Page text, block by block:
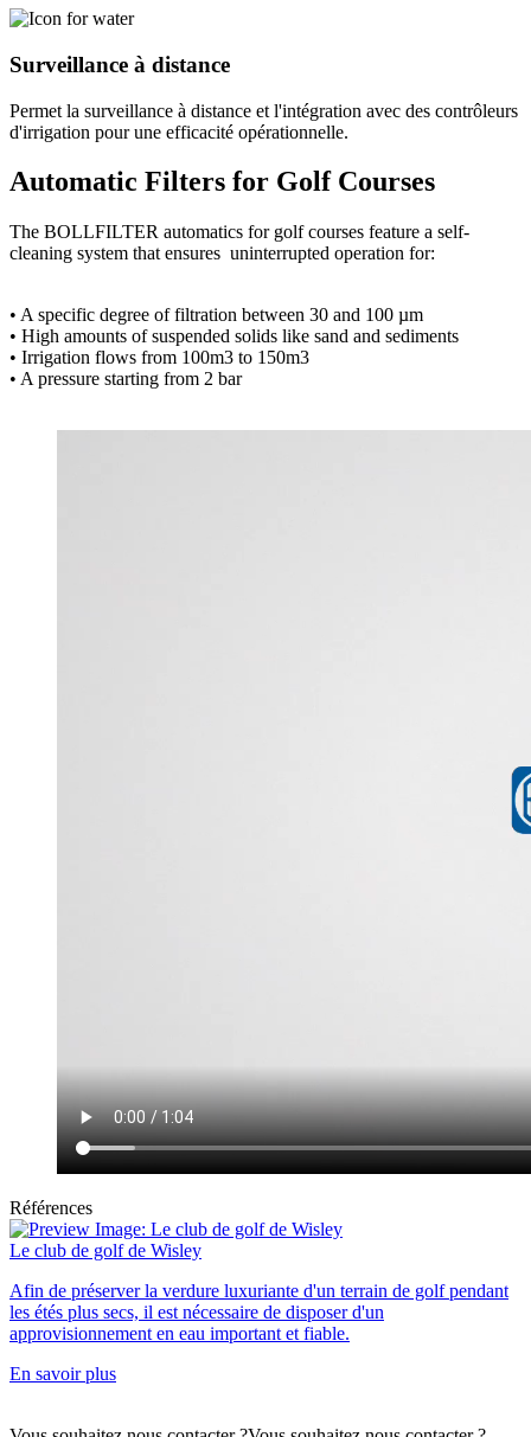
Surveillance à distance
Permet la surveillance à distance et l'intégration avec des contrôleurs
d'irrigation pour une efficacité opérationnelle.
Automatic Filters for Golf Courses
The BOLLFILTER automatics for golf courses feature a self-
cleaning system that ensures uninterrupted operation for:
• A specific degree of filtration between 30 and 100 µm
• High amounts of suspended solids like sand and sediments
• Irrigation flows from 100m3 to 150m3
• A pressure starting from 2 bar
Références
Le club de golf de Wisley
Afin de préserver la verdure luxuriante d'un terrain de golf pendant
les étés plus secs, il est nécessaire de disposer d'un
approvisionnement en eau important et fiable.
En savoir plus